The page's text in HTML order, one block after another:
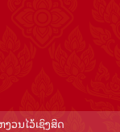
ວນໄວ້ເຊິງສິດ